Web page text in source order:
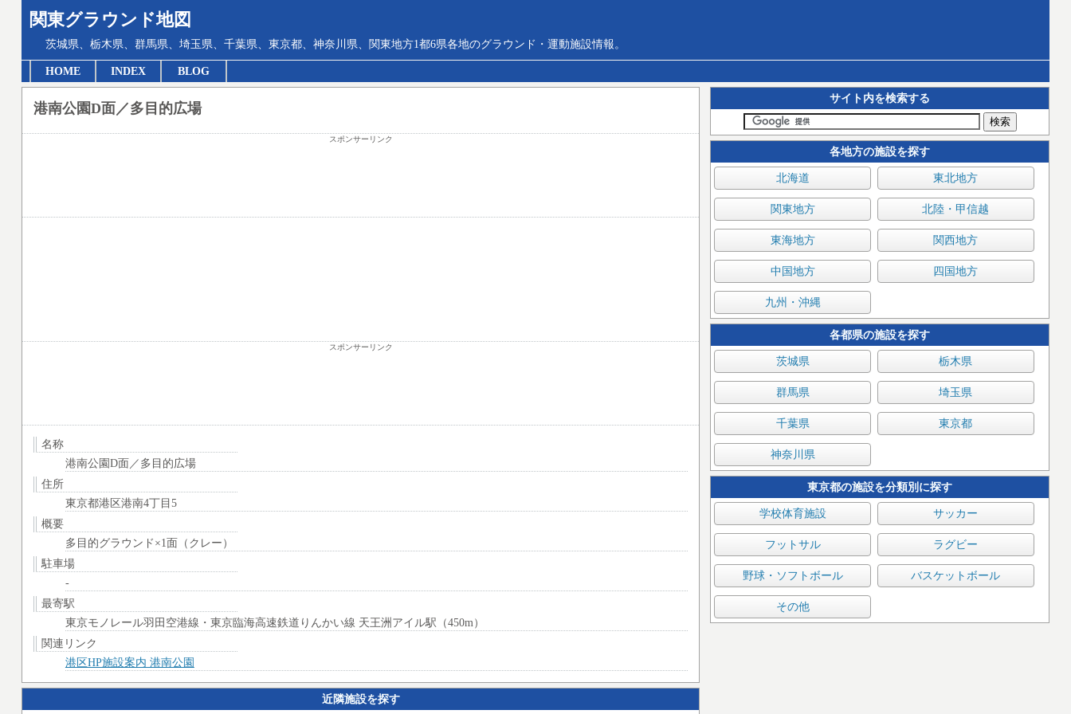
関東グラウンド地図
茨城県、栃木県、群馬県、埼玉県、千葉県、東京都、神奈川県、関東地方1都6県各地のグラウンド・運動施設情報。
HOME INDEX BLOG
サイト内を検索する
各地方の施設を探す
北海道 東北地方
関東地方 北陸・甲信越
東海地方 関西地方
中国地方 四国地方
九州・沖縄
各都県の施設を探す
茨城県 栃木県
群馬県 埼玉県
千葉県 東京都
神奈川県
東京都の施設を分類別に探す
学校体育施設 サッカー
フットサル ラグビー
野球・ソフトボール バスケットボール
その他
港南公園D面／多目的広場
スポンサーリンク
スポンサーリンク
名称
港南公園D面／多目的広場
住所
東京都港区港南4丁目5
概要
多目的グラウンド×1面（クレー）
駐車場
-
最寄駅
東京モノレール羽田空港線・東京臨海高速鉄道りんかい線 天王洲アイル駅（450m）
関連リンク
港区HP施設案内 港南公園
近隣施設を探す